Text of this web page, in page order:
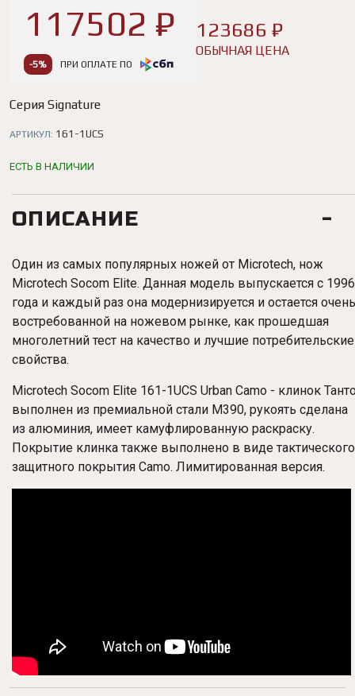
117502 ₽
-5% ПРИ ОПЛАТЕ ПО
123686 ₽
ОБЫЧНАЯ ЦЕНА
Серия Signature
АРТИКУЛ: 161-1UCS
ЕСТЬ В НАЛИЧИИ
ОПИСАНИЕ
Один из самых популярных ножей от Microtech, нож
Microtech Socom Elite. Данная модель выпускается с 1996
года и каждый раз она модернизируется и остается очень
востребованной на ножевом рынке, как прошедшая
многолетний тест на качество и лучшие потребительские
свойства.
Microtech Socom Elite 161-1UCS Urban Camo - клинок
выполнен из премиальной стали M390, рукоять сделана
из алюминия, имеет камуфлированную раскраску.
Покрытие клинка также выполнено в виде тактического
защитного покрытия Camo. Лимитированная версия.